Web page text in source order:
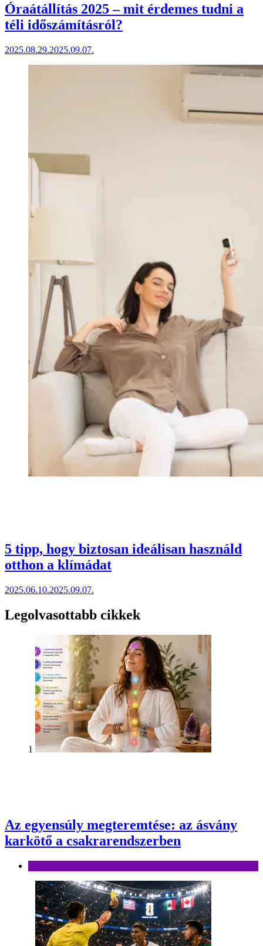
Óraátállítás 2025 – mit érdemes tudni a
téli időszámításról?
2025.08.29.2025.09.07.
5 tipp, hogy biztosan ideálisan használd
otthon a klímádat
2025.06.10.2025.09.07.
Legolvasottabb cikkek
1
Az egyensúly megteremtése: az ásvány
karkötő a csakrarendszerben